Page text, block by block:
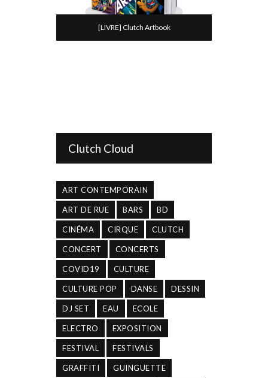
[LIVRE] Clutch Artbook
Clutch Cloud
ART CONTEMPORAIN
ART DE RUE BARS BD
CINÉMA CIRQUE CLUTCH
CONCERT CONCERTS
COVID19 CULTURE
CULTURE POP DANSE DESSIN
DJ SET EAU ECOLE
ELECTRO EXPOSITION
FESTIVAL FESTIVALS
GRAFFITI GUINGUETTE